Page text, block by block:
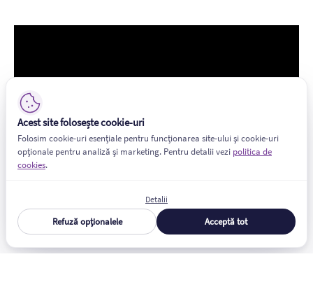
Acest site folosește cookie-uri
Folosim cookie-uri esențiale pentru funcționarea site-ului și cookie-uri
opționale pentru analiză și marketing. Pentru detalii vezi politica de
cookies.
Detalii
Refuză opționalele Acceptă tot